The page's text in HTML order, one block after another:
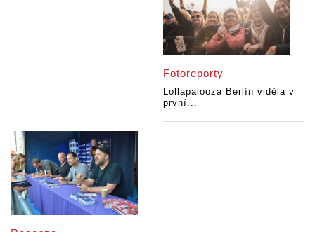
Fotoreporty
Lollapalooza Berlín viděla v
první...